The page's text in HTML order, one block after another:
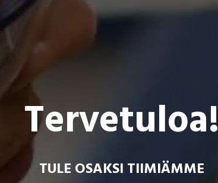
Tervetuloa!
TULE OSAKSI TIIMIÄMME